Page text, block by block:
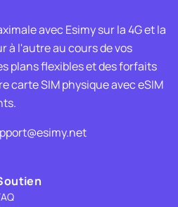
avec Esimy sur la 4G et la
à l'autre au cours de vos
plans flexibles et des forfaits
carte SIM physique avec eSIM